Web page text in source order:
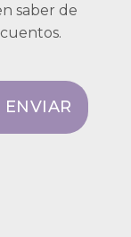
saber de
ENVIAR